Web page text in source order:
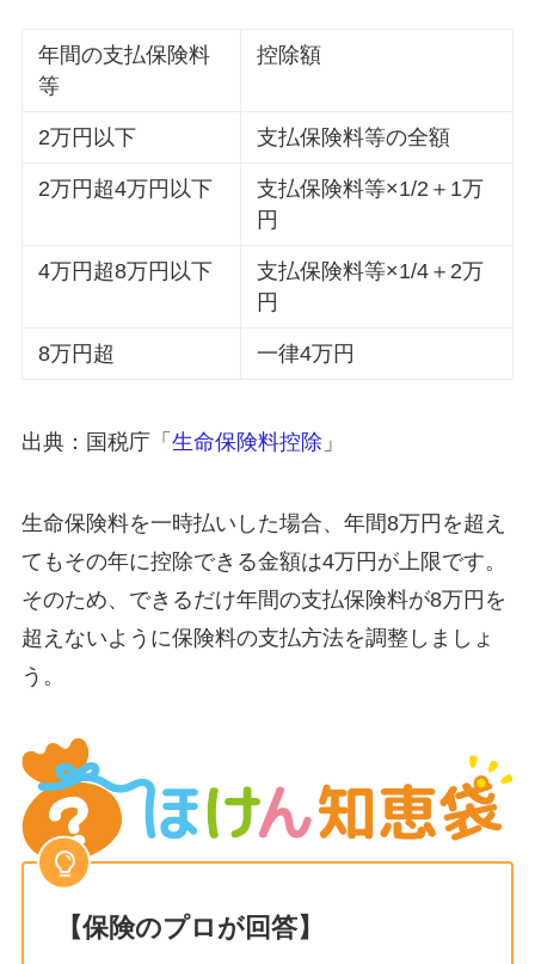
年間の支払保険料
等
控除額
2万円以下 支払保険料等の全額
2万円超4万円以下
支払保険料等×1/2＋1万
円
4万円超8万円以下
支払保険料等×1/4＋2万
円
8万円超 一律4万円
出典：国税庁「 生命保険料控除 」
生命保険料を一時払いした場合、年間8万円を超え
てもその年に控除できる金額は4万円が上限です。
そのため、できるだけ年間の支払保険料が8万円を
超えないように保険料の支払方法を調整しましょ
う。
【保険のプロが回答】